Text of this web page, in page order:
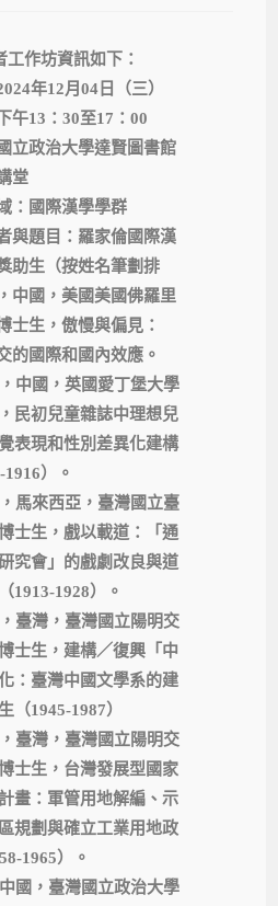
工作坊資訊如下：
年12月04 日（三）
午13 ：30至17 ：00
立政治大學達賢圖書館
堂
：國際漢學學群
與題目：羅家倫國際漢
助生（按姓名筆劃排
中國，美國美國佛羅里
士生，傲慢與偏見：
的國際和國內效應。
中國，英國愛丁堡大學
民初兒童雜誌中理想兒
表現和性別差異化建構
1916）。
馬來西亞，臺灣國立臺
士生，戲以載道：「通
究會」的戲劇改良與道
1913-1928）。
臺灣，臺灣國立陽明交
士生，建構／復興「中
：臺灣中國文學系的建
（1945-1987）
臺灣，臺灣國立陽明交
士生，台灣發展型國家
畫：軍管用地解編、示
規劃與確立工業用地政
1965）。
國，臺灣國立政治大學